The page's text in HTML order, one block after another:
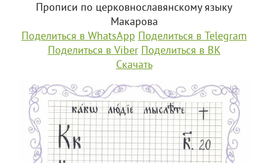
Прописи по церковнославянскому языку
Макарова
Поделиться в WhatsApp Поделиться в Telegram
Поделиться в Viber Поделиться в ВК
Скачать